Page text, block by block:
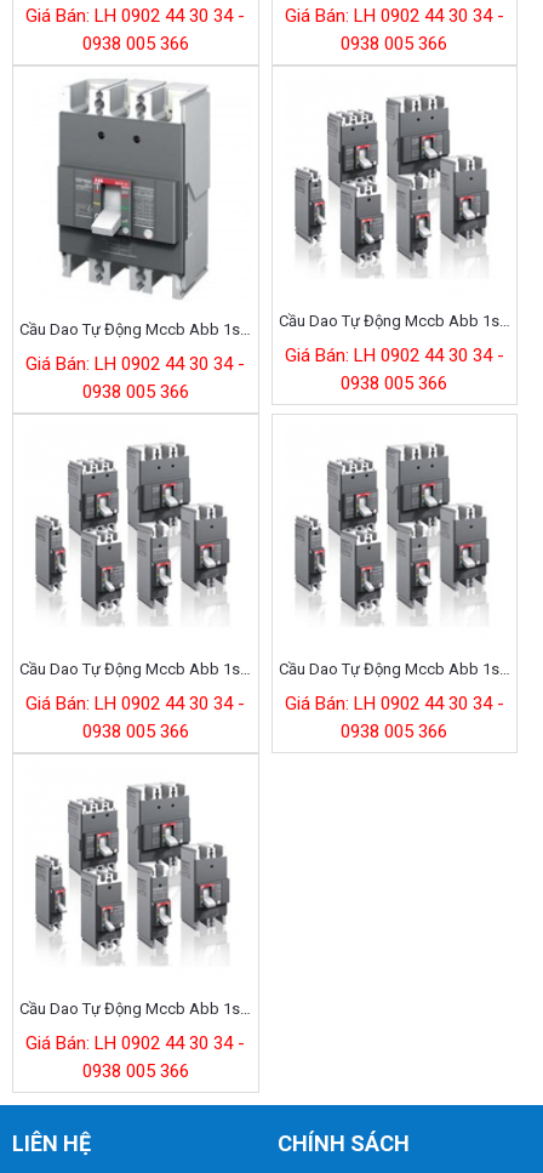
Giá Bán: LH 0902 44 30 34 -
0938 005 366
Giá Bán: LH 0902 44 30 34 -
0938 005 366
Cầu Dao Tự Động Mccb Abb 1sda079807r1
Giá Bán: LH 0902 44 30 34 -
0938 005 366
Cầu Dao Tự Động Mccb Abb 1sda079806r1
Giá Bán: LH 0902 44 30 34 -
0938 005 366
Cầu Dao Tự Động Mccb Abb 1sda079805r1
Giá Bán: LH 0902 44 30 34 -
0938 005 366
Cầu Dao Tự Động Mccb Abb 1sda079804r1
Giá Bán: LH 0902 44 30 34 -
0938 005 366
Cầu Dao Tự Động Mccb Abb 1sda079803r1
Giá Bán: LH 0902 44 30 34 -
0938 005 366
LIÊN HỆ CHÍNH SÁCH